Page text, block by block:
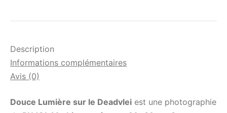
Description
Informations complémentaires
Avis (0)
Douce Lumière sur le Deadvlei est une photographie